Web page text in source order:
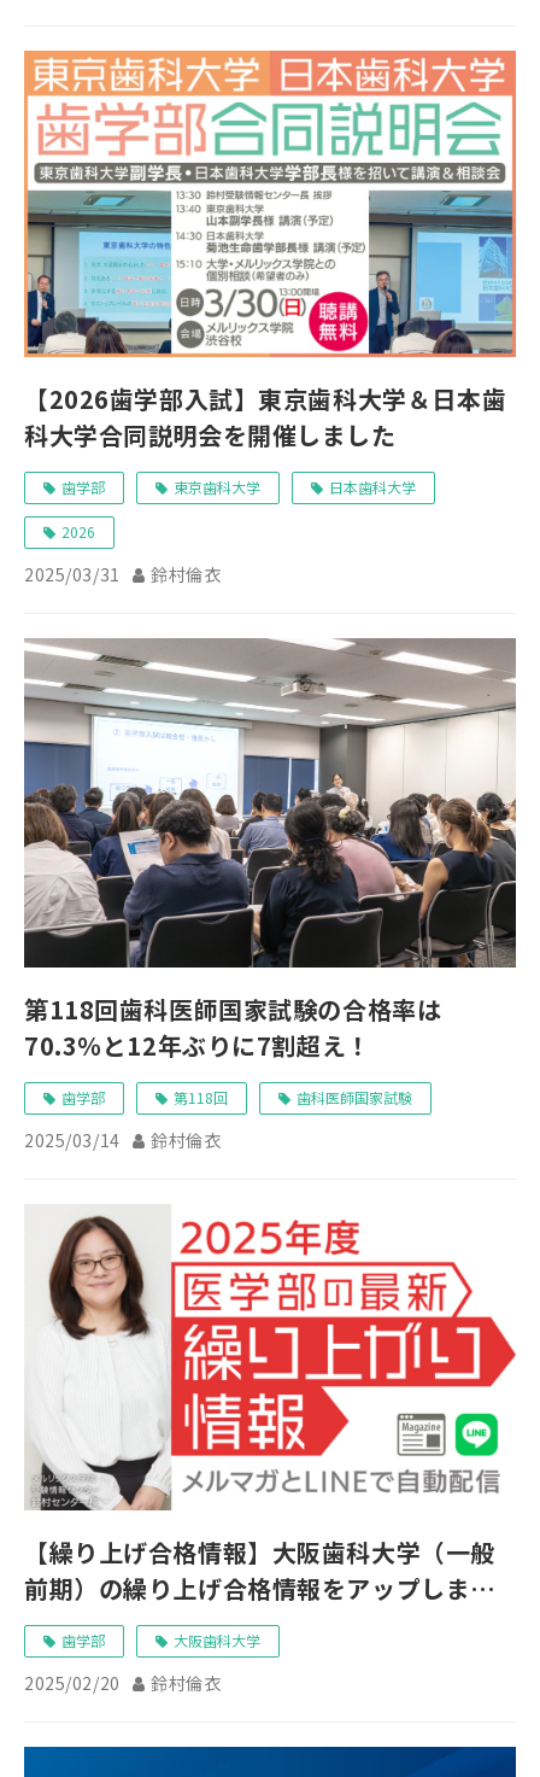
【2026歯学部入試】東京歯科大学＆日本歯
科大学合同説明会を開催しました
歯学部 東京歯科大学 日本歯科大学
2026
2025/03/31 鈴村倫衣
第118回歯科医師国家試験の合格率は
70.3％と12年ぶりに7割超え！
歯学部 第118回 歯科医師国家試験
2025/03/14 鈴村倫衣
【繰り上げ合格情報】大阪歯科大学（一般
前期）の繰り上げ合格情報をアップしまし
た
歯学部 大阪歯科大学
2025/02/20 鈴村倫衣